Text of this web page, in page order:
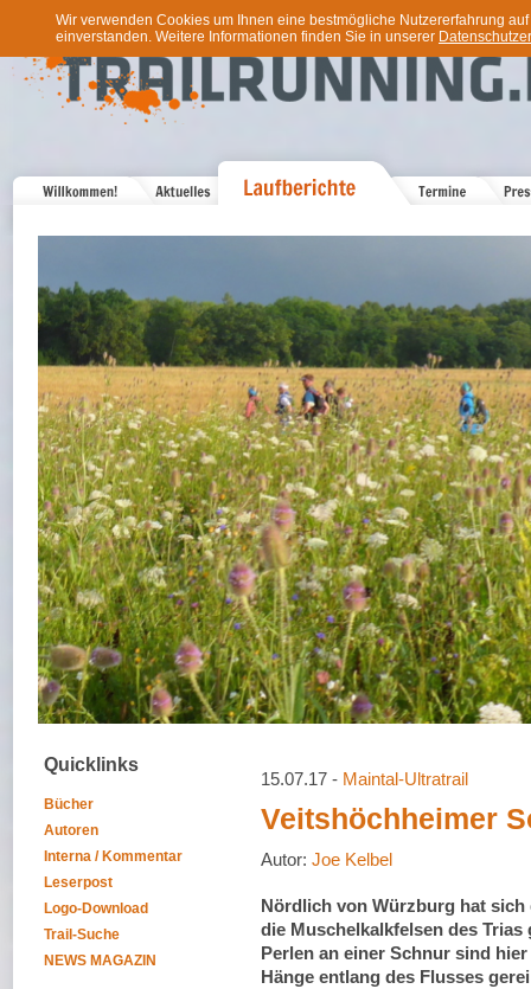
Wir verwenden Cookies um Ihnen eine bestmögliche Nutzererfahrung
einverstanden. Weitere Informationen finden Sie in unserer
Quicklinks
Bücher
Autoren
Interna / Kommentar
Leserpost
Logo-Download
Trail-Suche
NEWS MAGAZIN
15.07.17 - Maintal-Ultratrail
Veitshöchheimer
Autor: Joe Kelbel
Nördlich von Würzburg hat sich
die Muschelkalkfelsen des Trias
Perlen an einer Schnur sind
Hänge entlang des Flusses